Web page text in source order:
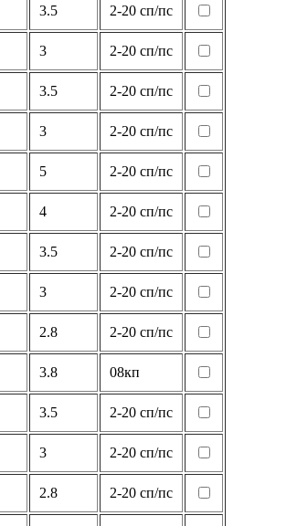
3.5 2-20 сп/пс
3 2-20 сп/пс
3.5 2-20 сп/пс
3 2-20 сп/пс
5 2-20 сп/пс
4 2-20 сп/пс
3.5 2-20 сп/пс
3 2-20 сп/пс
2.8 2-20 сп/пс
3.8 08кп
3.5 2-20 сп/пс
3 2-20 сп/пс
2.8 2-20 сп/пс